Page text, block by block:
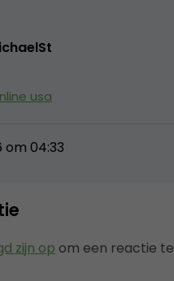
usa
om 04:33
zijn op om een reactie te